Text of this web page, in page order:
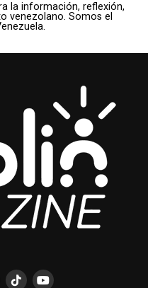
la información, reflexión,
venezolano. Somos el